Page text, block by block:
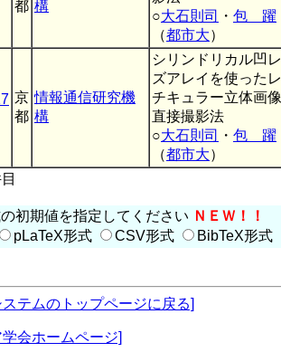
都 構
○大石則司 ・ 包 躍
（都市大）
京
都
情報通信研究機
構
シリンドリカル凹
ズアレイを使った
チキュラー立体画
直接撮影法
○大石則司 ・ 包 躍
（都市大）
初期値を指定してください ＮＥＷ！！
pLaTeX形式 CSV形式 BibTeX形式
テムのトップページに戻る]
会ホームページ]